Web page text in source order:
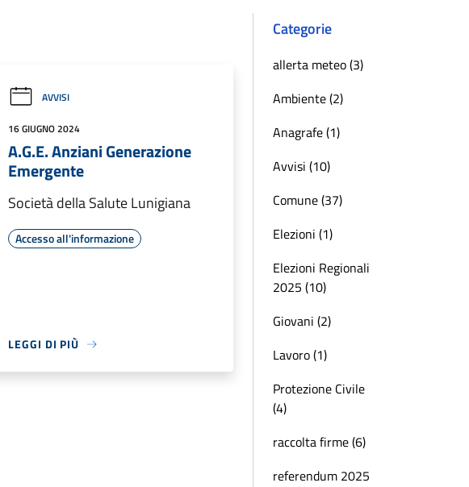
AVVISI
16 GIUGNO 2024
A.G.E. Anziani Generazione
Emergente
Società della Salute Lunigiana
Accesso all'informazione
LEGGI DI PIÙ
Categorie
allerta meteo (3)
Ambiente (2)
Anagrafe (1)
Avvisi (10)
Comune (37)
Elezioni (1)
Elezioni Regionali
2025 (10)
Giovani (2)
Lavoro (1)
Protezione Civile
(4)
raccolta firme (6)
referendum 2025